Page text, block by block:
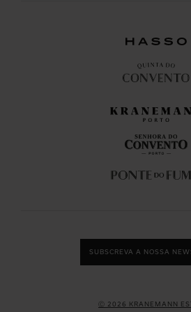
SUBSCREVA A NOSSA
Ⓒ 2026 KRANEMANN